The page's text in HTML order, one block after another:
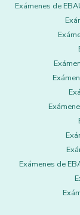
Exámenes de
Exámenes de